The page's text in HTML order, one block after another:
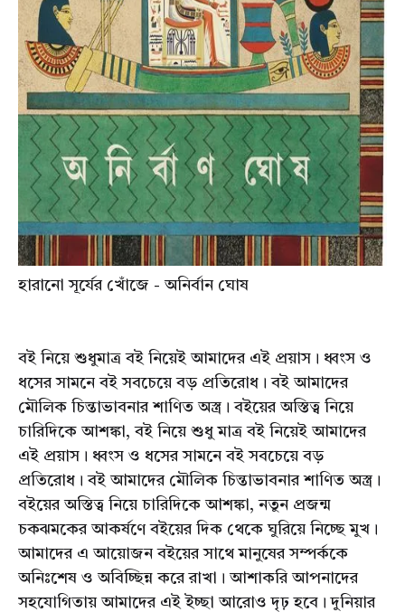
হারানো সূর্যের খোঁজে - অনির্বান ঘোষ
বই নিয়ে শুধুমাত্র বই নিয়েই আমাদের এই প্রয়াস। ধ্বংস ও
ধসের সামনে বই সবচেয়ে বড় প্রতিরোধ। বই আমাদের
মৌলিক চিন্তাভাবনার শাণিত অস্ত্র। বইয়ের অস্তিত্ব নিয়ে
চারিদিকে আশঙ্কা, বই নিয়ে শুধু মাত্র বই নিয়েই আমাদের
এই প্রয়াস। ধ্বংস ও ধসের সামনে বই সবচেয়ে বড়
প্রতিরোধ। বই আমাদের মৌলিক চিন্তাভাবনার শাণিত অস্ত্র।
বইয়ের অস্তিত্ব নিয়ে চারিদিকে আশঙ্কা, নতুন প্রজন্ম
চকঝমকের আকর্ষণে বইয়ের দিক থেকে ঘুরিয়ে নিচ্ছে মুখ।
আমাদের এ আয়োজন বইয়ের সাথে মানুষের সম্পর্ককে
অনিঃশেষ ও অবিচ্ছিন্ন করে রাখা। আশাকরি আপনাদের
সহযোগিতায় আমাদের এই ইচ্ছা আরোও দৃঢ় হবে। দুনিয়ার